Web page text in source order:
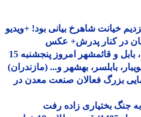
در کنار پدرش+ عکس
جدول قطعی برق ساری، آمل، بابل و قائمشهر امروز پنجشنبه 15
بزرگ فعالان صنعت معدن در
بختیاری زاده رفت